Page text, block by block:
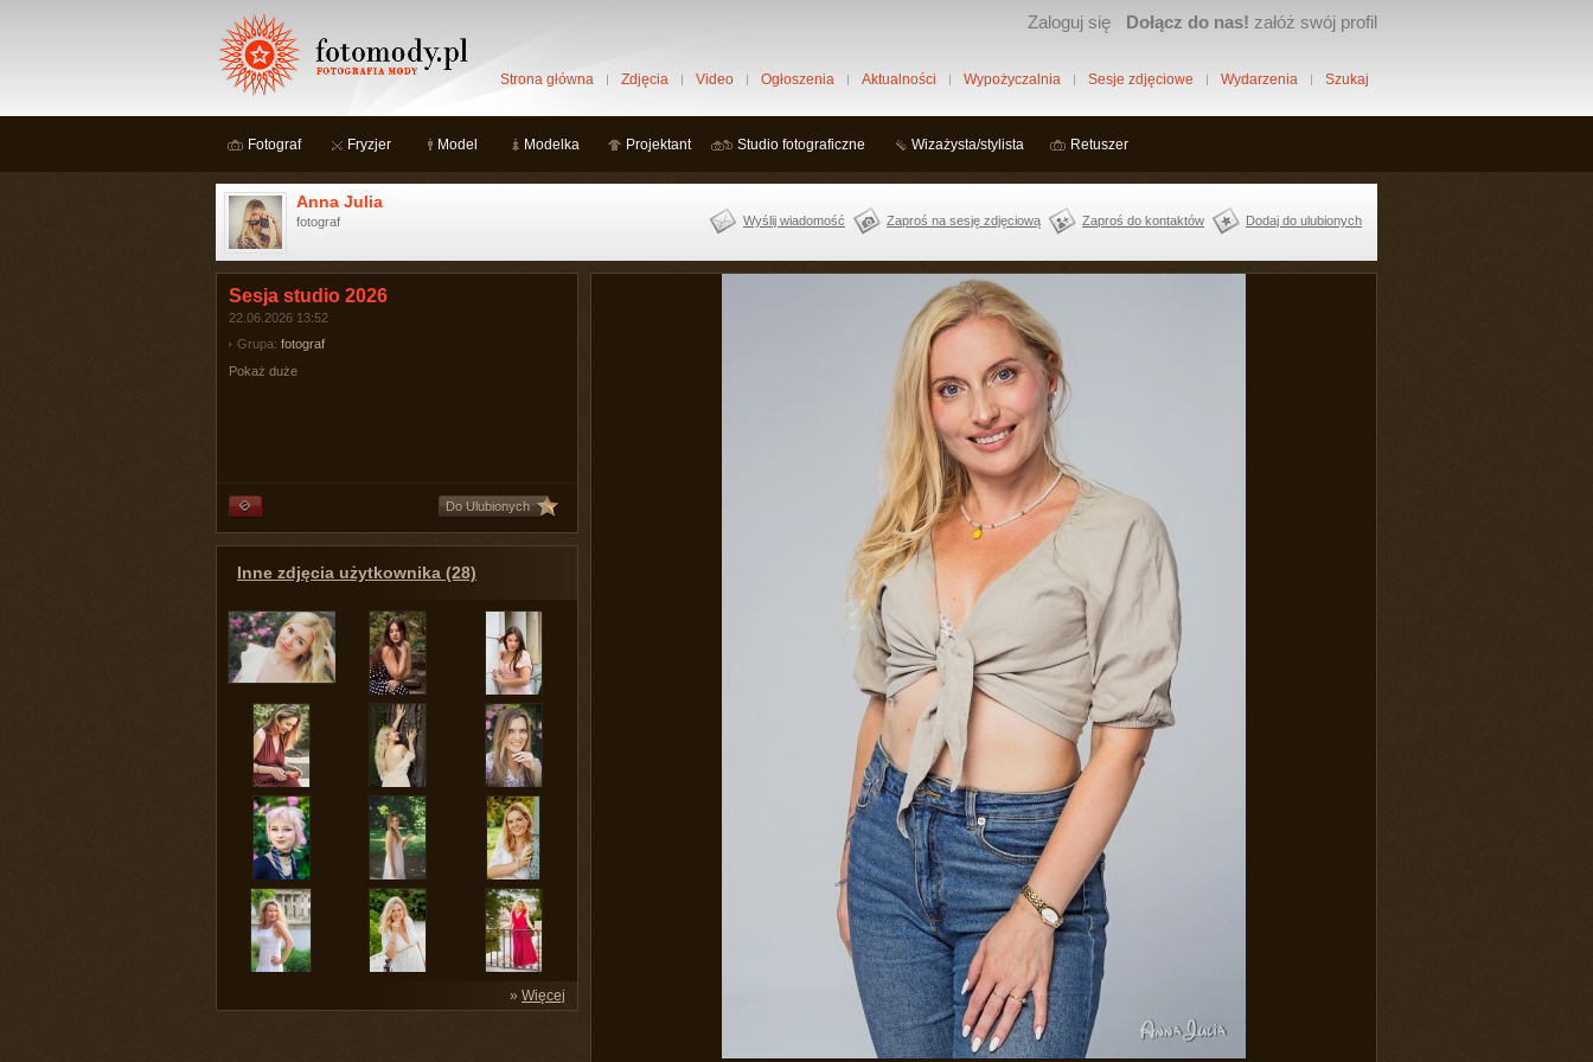
Zaloguj się Dołącz do nas! załóż swój profil
Strona główna Zdjęcia Video Ogłoszenia Aktualności Wypożyczalnia Sesje zdjęciowe Wydarzenia Szukaj
Fotograf Fryzjer Model Modelka Projektant Studio fotograficzne Wizażysta/stylista Retuszer
Anna Julia
fotograf Wyślij wiadomość Zaproś na sesję zdjęciową Zaproś do kontaktów Dodaj do ulubionych
Sesja studio 2026
22.06.2026 13:52
Grupa: fotograf
Pokaż duże
Do Ulubionych
Inne zdjęcia użytkownika (28)
» Więcej